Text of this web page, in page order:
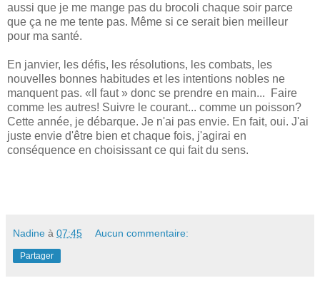
aussi que je me mange pas du brocoli chaque soir parce
que ça ne me tente pas. Même si ce serait bien meilleur
pour ma santé.
En janvier, les défis, les résolutions, les combats, les
nouvelles bonnes habitudes et les intentions nobles ne
manquent pas. «Il faut » donc se prendre en main... Faire
comme les autres! Suivre le courant... comme un poisson?
Cette année, je débarque. Je n'ai pas envie. En fait, oui. J'ai
juste envie d'être bien et chaque fois, j'agirai en
conséquence en choisissant ce qui fait du sens.
Nadine à 07:45 Aucun commentaire:
Partager